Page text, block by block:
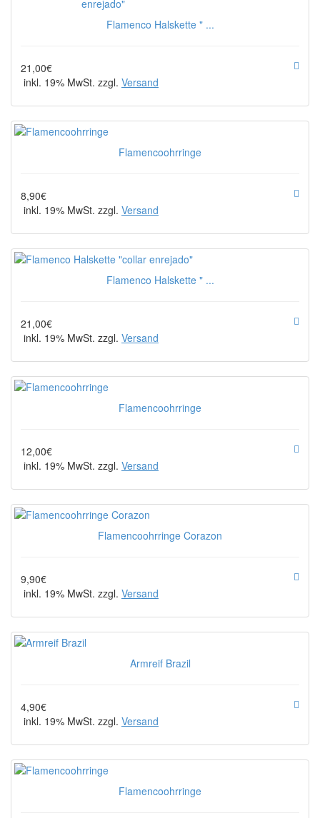
Flamenco Halskette " ...
21,00€
inkl. 19% MwSt. zzgl. Versand
Flamencoohrringe
8,90€
inkl. 19% MwSt. zzgl. Versand
Flamenco Halskette " ...
21,00€
inkl. 19% MwSt. zzgl. Versand
Flamencoohrringe
12,00€
inkl. 19% MwSt. zzgl. Versand
Flamencoohrringe Corazon
9,90€
inkl. 19% MwSt. zzgl. Versand
Armreif Brazil
4,90€
inkl. 19% MwSt. zzgl. Versand
Flamencoohrringe